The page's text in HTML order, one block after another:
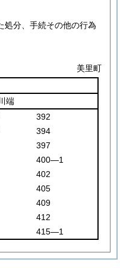
処分、手続その他の行為
美里町
端
392
394
397
400―1
402
405
409
412
415―1